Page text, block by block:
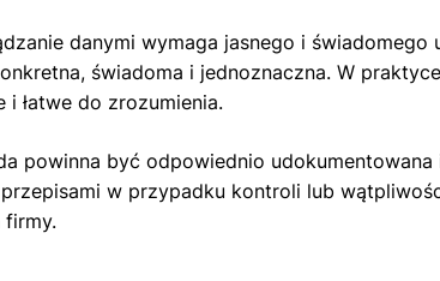
danymi wymaga jasnego i
świadoma i jednoznaczna. W
łatwe do zrozumienia.
powinna być odpowiednio
w przypadku kontroli lub
firmy.